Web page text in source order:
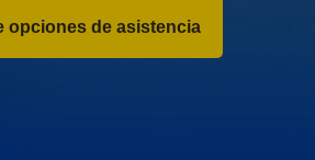
opciones de asistencia